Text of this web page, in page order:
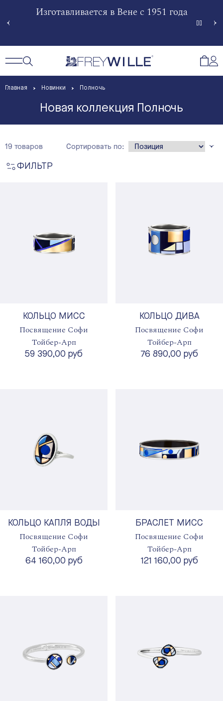
Изготавливается в Вене с 1951 года
Открыть / Закрыть навигацию
Открытый поиск
Главная Новинки Полночь
Новая коллекция Полночь
ФИЛЬТР
КОЛЬЦО МИСС
Посвящение Софи
Тойбер-Арп
59 390,00 руб
КОЛЬЦО ДИВА
Посвящение Софи
Тойбер-Арп
76 890,00 руб
КОЛЬЦО КАПЛЯ ВОДЫ
Посвящение Софи
Тойбер-Арп
64 160,00 руб
БРАСЛЕТ МИСС
Посвящение Софи
Тойбер-Арп
121 160,00 руб
19 товаров Сортировать по: